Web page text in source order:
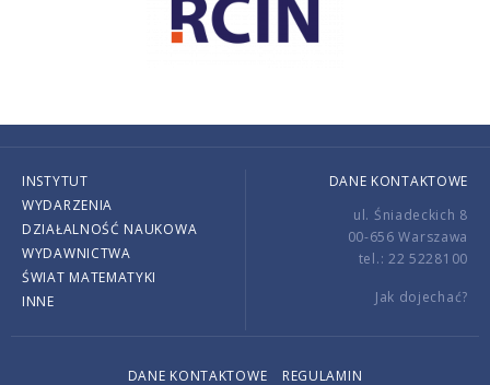
INSTYTUT
WYDARZENIA
DZIAŁALNOŚĆ NAUKOWA
WYDAWNICTWA
ŚWIAT MATEMATYKI
INNE
DANE KONTAKTOWE
ul. Śniadeckich 8
00-656 Warszawa
tel.: 22 5228100
Jak dojechać?
DANE KONTAKTOWE REGULAMIN